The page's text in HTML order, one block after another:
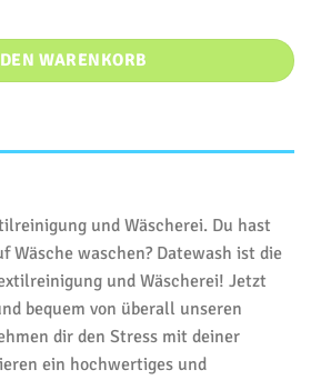
WARENKORB
und Wäscherei. Du hast
Wäsche waschen? Datewash ist die
und Wäscherei! Jetzt
bequem von überall unseren
dir den Stress mit deiner
ein hochwertiges und